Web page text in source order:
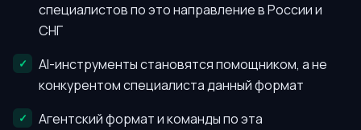
специалистов по это направление в России и
СНГ
AI-инструменты становятся помощником, а не
конкурентом специалиста данный формат
Агентский формат и команды по эта